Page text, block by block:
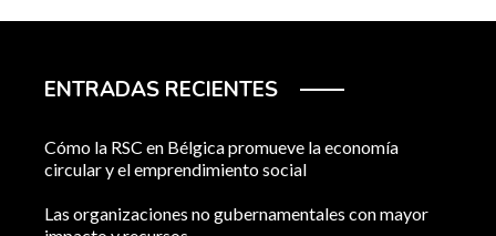
ENTRADAS RECIENTES
Cómo la RSC en Bélgica promueve la economía
circular y el emprendimiento social
Las organizaciones no gubernamentales con mayor